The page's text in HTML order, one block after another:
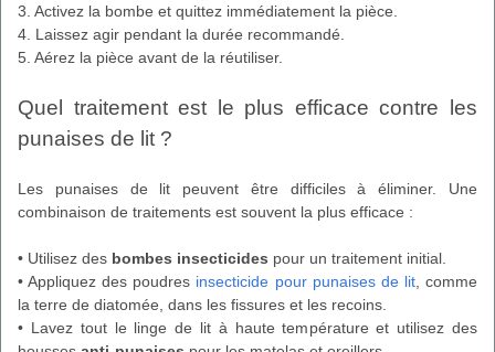
3. Activez la bombe et quittez immédiatement la pièce.
4. Laissez agir pendant la durée recommandé.
5. Aérez la pièce avant de la réutiliser.
Quel traitement est le plus efficace contre les
punaises de lit ?
Les punaises de lit peuvent être difficiles à éliminer. Une
combinaison de traitements est souvent la plus efficace :
• Utilisez des bombes insecticides pour un traitement initial.
• Appliquez des poudres insecticide pour punaises de lit, comme
la terre de diatomée, dans les fissures et les recoins.
• Lavez tout le linge de lit à haute température et utilisez des